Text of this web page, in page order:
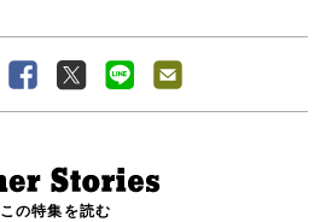
この特集を読む